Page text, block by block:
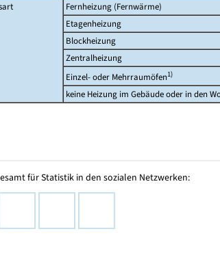
Fernheizung (Fernwärme)
Etagenheizung
Blockheizung
Zentralheizung
Einzel- oder Mehrraumöfen1)
keine Heizung im Gebäude oder in den
für Statistik in den sozialen Netzwerken: